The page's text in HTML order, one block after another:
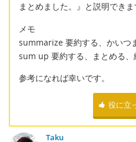
まとめました。』と説明できま
メモ
summarize 要約する、かいつ
sum up 要約する、まとめる、
参考になれば幸いです。
役に立
Taku